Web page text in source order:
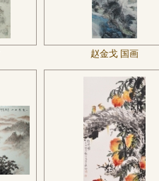
赵金戈 国画